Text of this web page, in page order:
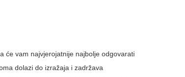
će vam najvjerojatnije najbolje odgovarati
dolazi do izražaja i zadržava